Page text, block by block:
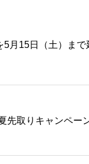
5月15日（土）ま
先取りキャンペー